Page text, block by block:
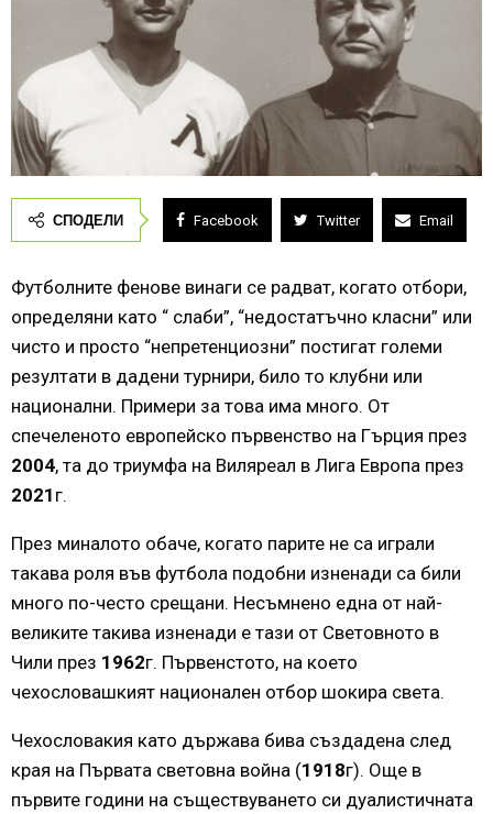
СПОДЕЛИ Facebook Twitter Email
Футболните фенове винаги се радват, когато отбори,
определяни като “ слаби”, “недостатъчно класни” или
чисто и просто “непретенциозни” постигат големи
резултати в дадени турнири, било то клубни или
национални. Примери за това има много. От
спечеленото европейско първенство на Гърция през
2004, та до триумфа на Виляреал в Лига Европа през
2021 г.
През миналото обаче, когато парите не са играли
такава роля във футбола подобни изненади са били
много по-често срещани. Несъмнено една от най-
великите такива изненади е тази от Световното в
Чили през 1962г. Първенстото, на което
чехословашкият национален отбор шокира света.
Чехословакия като държава бива създадена след
края на Първата световна война (1918г). Още в
първите години на съществуването си дуалистичната